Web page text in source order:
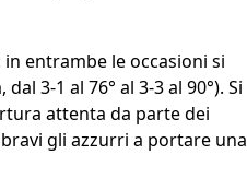
in entrambe le occasioni si
3-1 al 76° al 3-3 al 90°). Si
attenta da parte dei
gli azzurri a portare una